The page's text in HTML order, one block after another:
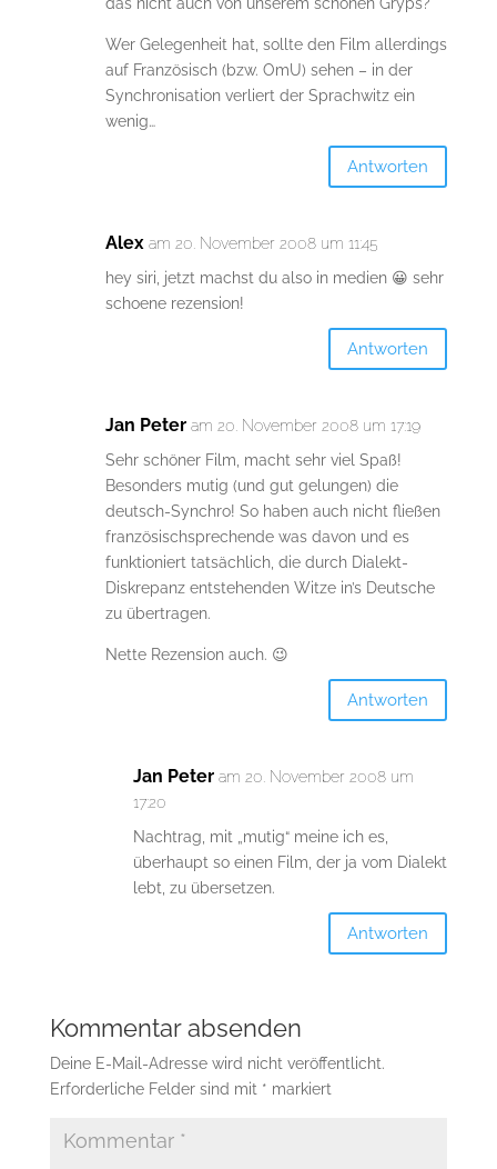
Wer Gelegenheit hat, sollte den Film allerdings
auf Französisch (bzw. OmU) sehen – in der
Synchronisation verliert der Sprachwitz ein
wenig…
Antworten
Alex am 20. November 2008 um 11:45
hey siri, jetzt machst du also in medien 😀 sehr
schoene rezension!
Antworten
Jan Peter am 20. November 2008 um 17:19
Sehr schöner Film, macht sehr viel Spaß!
Besonders mutig (und gut gelungen) die
deutsch-Synchro! So haben auch nicht fließen
französischsprechende was davon und es
funktioniert tatsächlich, die durch Dialekt-
Diskrepanz entstehenden Witze in’s Deutsche
zu übertragen.
Nette Rezension auch. 😉
Antworten
Jan Peter am 20. November 2008 um
17:20
Nachtrag, mit „mutig“ meine ich es,
überhaupt so einen Film, der ja vom Dialekt
lebt, zu übersetzen.
Antworten
Kommentar absenden
Deine E-Mail-Adresse wird nicht veröffentlicht.
Erforderliche Felder sind mit * markiert